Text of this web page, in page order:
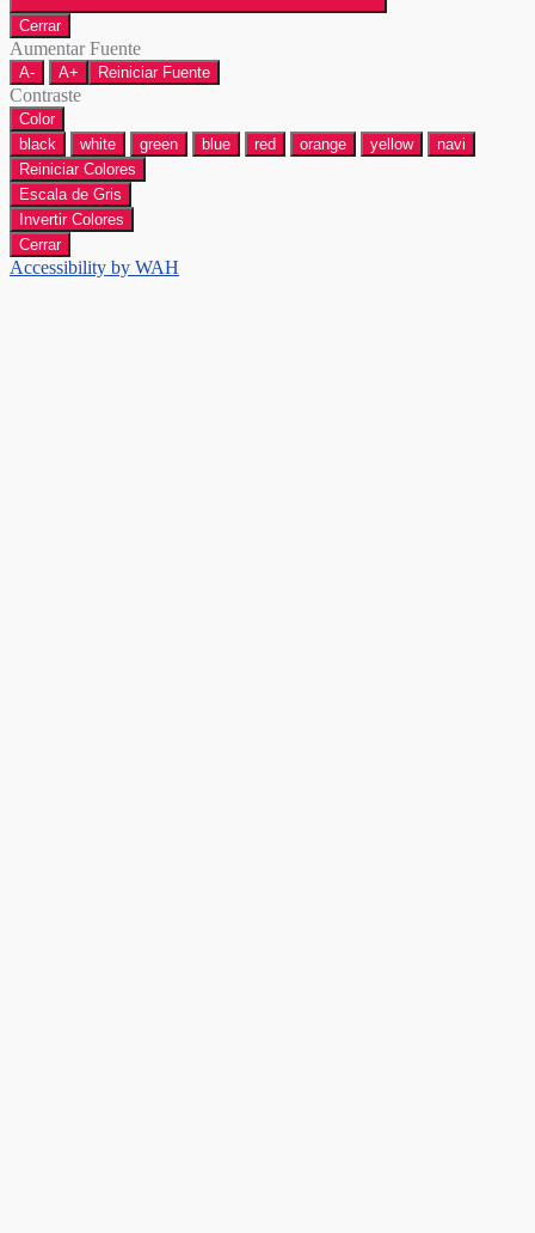
Cerrar
Aumentar Fuente
A- A+ Reiniciar Fuente
Contraste
Color
black
white green blue red orange yellow
navi
Reiniciar Colores
Escala de Gris
Invertir Colores
Cerrar
Accessibility by WAH